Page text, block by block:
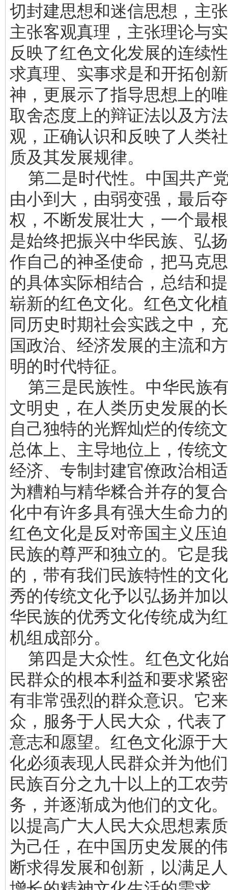
切封建思想和迷信思想，主
主张客观真理，主张理论与
反映了红色文化发展的连续
求真理、实事求是和开拓创
神，更展示了指导思想上的
取舍态度上的辩证法以及方
观，正确认识和反映了人类
质及其发展规律。
第二是时代性。中国共产
由小到大，由弱变强，最后
权，不断发展壮大，一个最
是始终把振兴中华民族、弘
作自己的神圣使命，把马克
的具体实际相结合，总结和
崭新的红色文化。红色文化
同历史时期社会实践之中，
国政治、经济发展的主流和
明的时代特征。
第三是民族性。中华民族
文明史，在人类历史发展的
自己独特的光辉灿烂的传统
总体上、主导地位上，传统
经济、专制封建官僚政治相
为糟粕与精华糅合并存的复
化中有许多具有强大生命力
红色文化是反对帝国主义压
民族的尊严和独立的。它是
的，带有我们民族特性的文
秀的传统文化予以弘扬并加
华民族的优秀文化传统成为
机组成部分。
第四是大众性。红色文化
民群众的根本利益和要求紧
有非常强烈的群众意识。它
众，服务于人民大众，代表
意志和愿望。红色文化源于
化必须表现人民群众并为他
民族百分之九十以上的工农
务，并逐渐成为他们的文化
以提高广大人民大众思想素
为己任，在中国历史发展的
断求得发展和创新，以满足